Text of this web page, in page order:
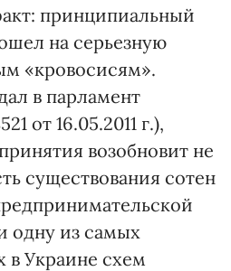
принципиальный
на серьезную
«кровосисям».
в парламент
от 16.05.2011 г.),
возобновит не
существования сотен
одну из самых
в Украине схем